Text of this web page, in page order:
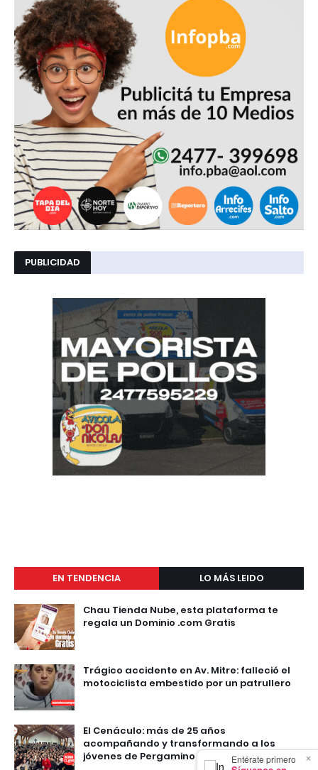
×
Entérate primero
PUBLICIDAD
EN TENDENCIA LO MÁS LEIDO
Chau Tienda Nube, esta plataforma te
regala un Dominio .com Gratis
Trágico accidente en Av. Mitre: falleció el
motociclista embestido por un patrullero
El Cenáculo: más de 25 años
acompañando y transformando a los
jóvenes de Pergamino